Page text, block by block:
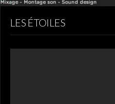
LES ÉTOILES